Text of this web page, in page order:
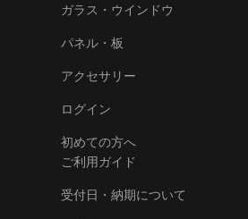
ガラス・ウインドウ
パネル・板
アクセサリー
ログイン
初めての方へ
ご利用ガイド
受付日・納期について